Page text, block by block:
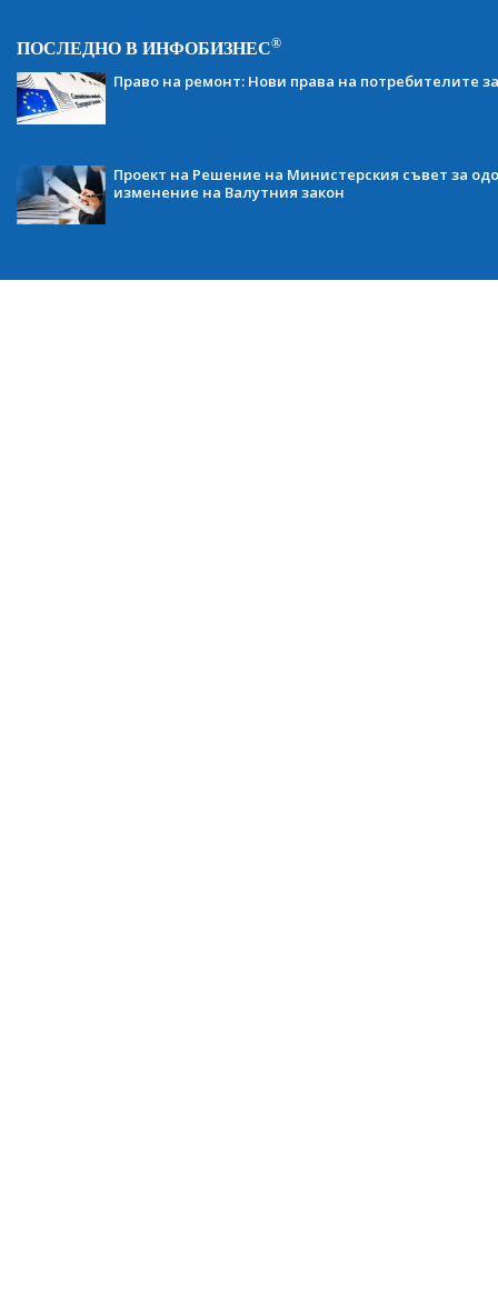
ПОСЛЕДНО В ИНФОБИЗНЕС®
Право на ремонт: Нови права на потребителите
Проект на Решение на Министерския съвет за
изменение на Валутния закон